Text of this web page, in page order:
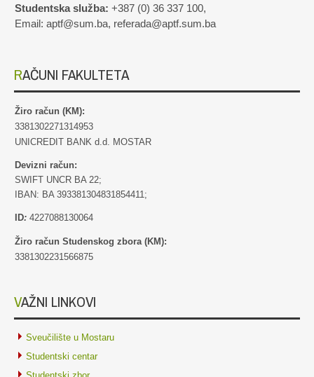
Studentska služba: +387 (0) 36 337 100,
Email: aptf@sum.ba, referada@aptf.sum.ba
RAČUNI FAKULTETA
Žiro račun (KM):
3381302271314953
UNICREDIT BANK d.d. MOSTAR
Devizni račun:
SWIFT UNCR BA 22;
IBAN: BA 393381304831854411;
ID: 4227088130064
Žiro račun Studenskog zbora (KM):
3381302231566875
VAŽNI LINKOVI
Sveučilište u Mostaru
Studentski centar